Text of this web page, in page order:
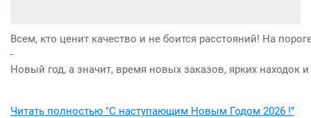
Всем, кто ценит качество и не боится расстояний! На
-
Новый год, а значит, время новых заказов, ярких
Читать полностью "С наступающим Новым Годом 2026 !"